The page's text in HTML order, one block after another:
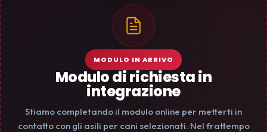
MODULO IN ARRIVO
Modulo di richiesta in
integrazione
Stiamo completando il modulo online per metterti in
contatto con gli asili per cani selezionati. Nel frattempo